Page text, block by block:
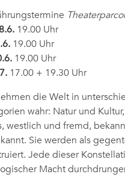
19.00 Uhr
19.00 Uhr
19.00 Uhr
17.00 + 19.30 Uhr
die Welt in
wahr: Natur und
westlich und fremd,
Sie werden als
Jede dieser
Macht